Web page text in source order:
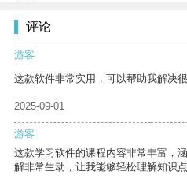
评论
游客
这款软件非常实用，可以帮助我解决很
2025-09-01
游客
这款学习软件的课程内容非常丰富，
解非常生动，让我能够轻松理解知识点